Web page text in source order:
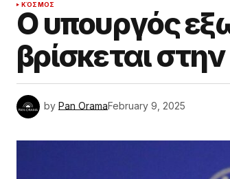
ΚΌΣΜΟΣ
Ο υπουργός
βρίσκεται
by Pan OramaFebruary 9, 2025